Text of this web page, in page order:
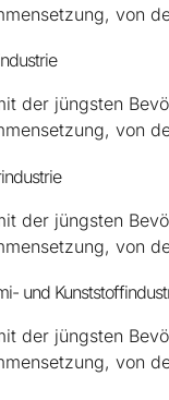
von
der jüngsten
von
der jüngsten
von
und
der jüngsten
von